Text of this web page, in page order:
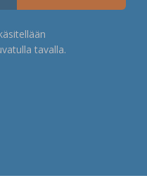
tavalla.